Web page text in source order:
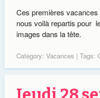
Ces premières
nous voilà repartis pour
images dans la tête.
Category: Vacances | Tags: